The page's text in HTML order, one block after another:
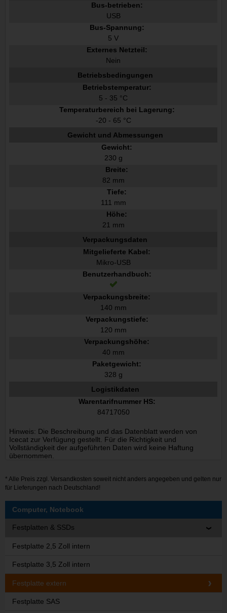
Bus-betrieben:
USB
Bus-Spannung:
5 V
Externes Netzteil:
Nein
Betriebsbedingungen
Betriebstemperatur:
5 - 35 °C
Temperaturbereich bei Lagerung:
-20 - 65 °C
Gewicht und Abmessungen
Gewicht:
230 g
Breite:
82 mm
Tiefe:
111 mm
Höhe:
21 mm
Verpackungsdaten
Mitgelieferte Kabel:
Mikro-USB
Benutzerhandbuch:
Verpackungsbreite:
140 mm
Verpackungstiefe:
120 mm
Verpackungshöhe:
40 mm
Paketgewicht:
328 g
Logistikdaten
Warentarifnummer HS:
84717050
Hinweis: Die Beschreibung und das Datenblatt werden von
Icecat zur Verfügung gestellt. Für die Richtigkeit und
Vollständigkeit der aufgeführten Daten wird keine Haftung
übernommen.
* Alle Preis zzgl. Versandkosten soweit nicht anders angegeben und gelten nur
für Lieferungen nach Deutschland!
Computer, Notebook
Festplatten & SSDs
Festplatte 2,5 Zoll intern
Festplatte 3,5 Zoll intern
Festplatte extern
Festplatte SAS